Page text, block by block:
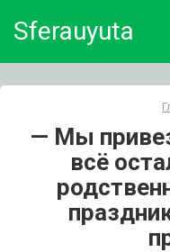
Sferauyuta
— Мы
всё